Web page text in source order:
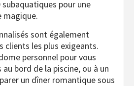
subaquatiques pour une
magique.
sont également
clients les plus exigeants.
personnel pour vous
bord de la piscine, ou à un
un dîner romantique sous